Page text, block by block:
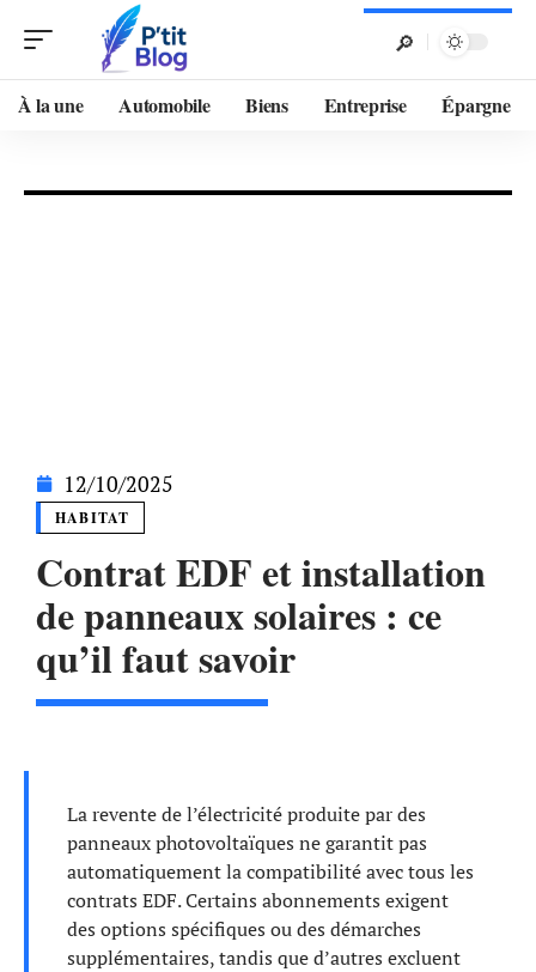
À la une Automobile Biens Entreprise Épargne
12/10/2025
HABITAT
Contrat EDF et installation
de panneaux solaires : ce
qu’il faut savoir
La revente de l’électricité produite par des
panneaux photovoltaïques ne garantit pas
automatiquement la compatibilité avec tous les
contrats EDF. Certains abonnements exigent
des options spécifiques ou des démarches
supplémentaires, tandis que d’autres excluent